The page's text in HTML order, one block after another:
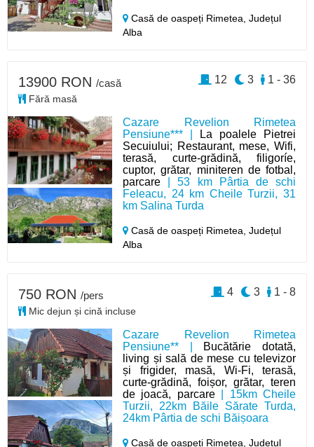
Casă de oaspeți Rimetea,Județul
Alba
Cazare Revelion Rimetea
Pensiune*** |
La poalele Pietrei
Secuiului; Restaurant, mese, Wifi,
terasă, curte-grădină, filigoríe,
cuptor, grătar, miniteren de fotbal,
parcare | 53 km Pârtia de schi
Feleacu, 24 km Cheile Turzii, 31
km Salina Turda
Casă de oaspeți Rimetea,Județul
Alba
13900 RON /casă
Fără masă
1 - 36
3
12
Cazare Revelion Rimetea
Pensiune** | Bucătărie dotată,
living și sală de mese cu televizor
și frigider, masă, Wi-Fi, terasă,
curte-grădină, foișor, grătar, teren
de joacă, parcare| 15km Cheile
Turzii, 22km Băile Sărate Turda,
24km Pârtia de schi Băișoara
Casă de oaspeți Rimetea,Județul
750 RON /pers
Mic dejun și cină incluse
1 - 8
3
4